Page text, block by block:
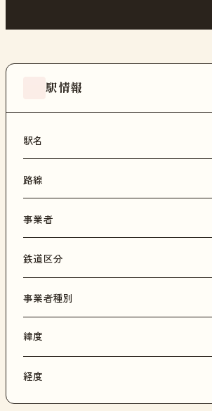
駅情報
駅名
路線
事業者
鉄道区分
事業者種別
緯度
経度